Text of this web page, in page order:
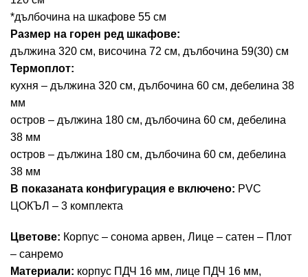
*дълбочина на шкафове 55 см
Размер на горен ред шкафове:
дължина 320 см, височина 72 см, дълбочина 59(30) см
Термоплот:
кухня – дължина 320 см, дълбочина 60 см, дебелина 38
мм
остров – дължина 180 см, дълбочина 60 см, дебелина
38 мм
остров – дължина 180 см, дълбочина 60 см, дебелина
38 мм
В показаната конфигурация е включено: PVC
ЦОКЪЛ – 3 комплекта
Цветове: Корпус – сонома арвен, Лице – сатен – Плот
– санремо
Материали: корпус ПДЧ 16 мм, лице ПДЧ 16 мм,